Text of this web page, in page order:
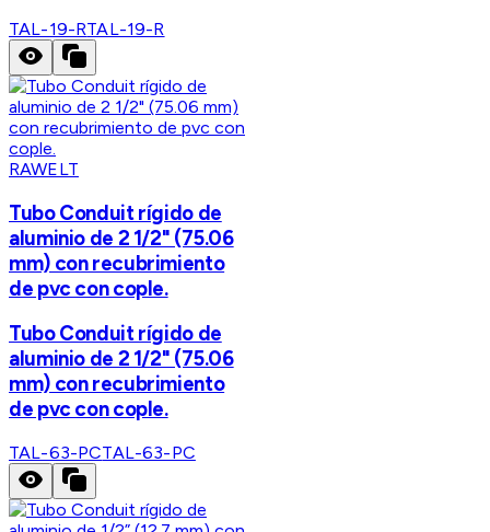
TAL-19-RTAL-19-R
RAWELT
Tubo Conduit rígido de
aluminio de 2 1/2" (75.06
mm) con recubrimiento
de pvc con cople.
Tubo Conduit rígido de
aluminio de 2 1/2" (75.06
mm) con recubrimiento
de pvc con cople.
TAL-63-PCTAL-63-PC